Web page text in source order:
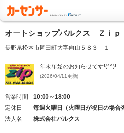
オートショップバルクス Ｚｉ
長野県松本市岡田町大字向山５８３－１
年末年始のお知らせです!(^^)!
(2026/04/11更新)
営業時間
10:00～18:00
定休日
毎週火曜日（火曜日が祝日の場合
法人名
株式会社バルクス